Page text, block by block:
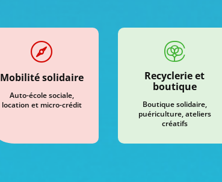

Mobilité solidaire
Auto-école sociale,
location et micro-crédit

Recyclerie et
boutique
Boutique solidaire,
puériculture, ateliers
créatifs